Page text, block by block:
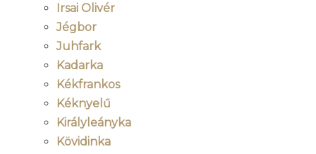
Irsai Olivér
Jégbor
Juhfark
Kadarka
Kékfrankos
Kéknyelű
Királyleányka
Kövidinka